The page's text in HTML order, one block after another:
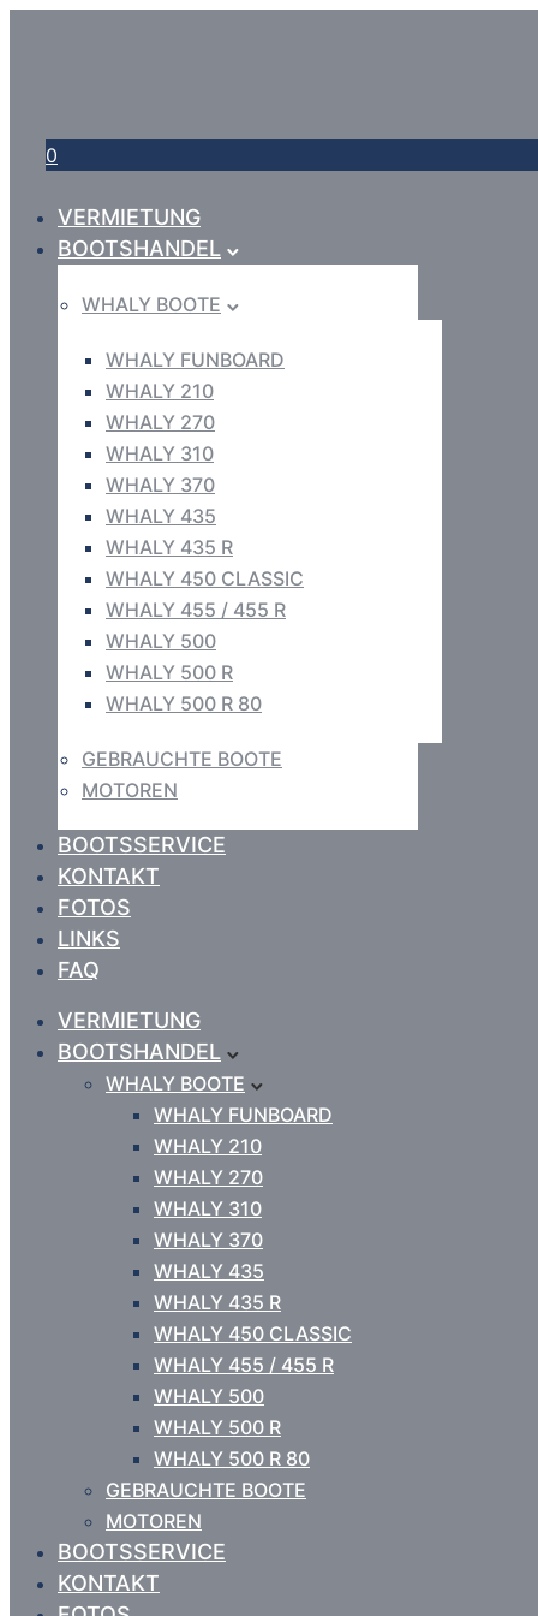
0
VERMIETUNG
BOOTSHANDEL
WHALY BOOTE
WHALY FUNBOARD
WHALY 210
WHALY 270
WHALY 310
WHALY 370
WHALY 435
WHALY 435 R
WHALY 450 CLASSIC
WHALY 455 / 455 R
WHALY 500
WHALY 500 R
WHALY 500 R 80
GEBRAUCHTE BOOTE
MOTOREN
BOOTSSERVICE
KONTAKT
FOTOS
LINKS
FAQ
VERMIETUNG
BOOTSHANDEL
WHALY BOOTE
WHALY FUNBOARD
WHALY 210
WHALY 270
WHALY 310
WHALY 370
WHALY 435
WHALY 435 R
WHALY 450 CLASSIC
WHALY 455 / 455 R
WHALY 500
WHALY 500 R
WHALY 500 R 80
GEBRAUCHTE BOOTE
MOTOREN
BOOTSSERVICE
KONTAKT